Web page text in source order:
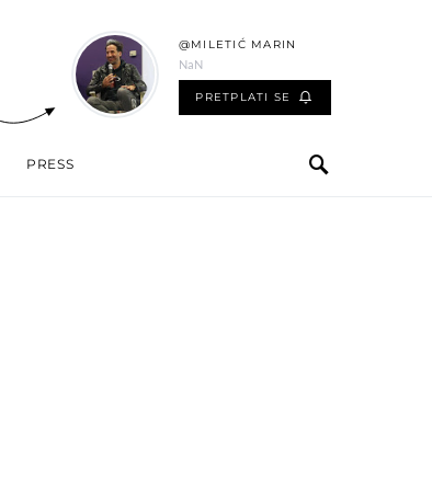
@MILETIĆ MARIN
NaN
PRETPLATI SE
PRESS